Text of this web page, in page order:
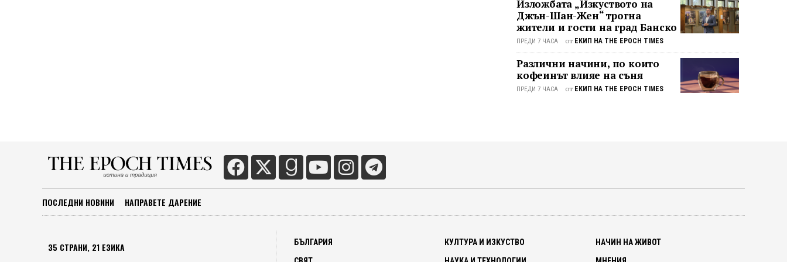
Изложбата „Изкуството на
Джън-Шан-Жен“ трогна
жители и гости на град Банско
ПРЕДИ 7 ЧАСА от ЕКИП НА THE EPOCH TIMES
Различни начини, по които
кофеинът влияе на съня
ПРЕДИ 7 ЧАСА от ЕКИП НА THE EPOCH TIMES
ПОСЛЕДНИ НОВИНИ НАПРАВЕТЕ ДАРЕНИЕ
35 СТРАНИ, 21 ЕЗИКА
БЪЛГАРИЯ
КУЛТУРА И ИЗКУСТВО
НАЧИН НА ЖИВОТ